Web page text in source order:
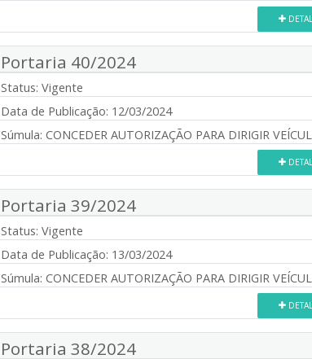
Portaria 40/2024
Status: Vigente
Data de Publicação: 12/03/2024
Súmula: CONCEDER AUTORIZAÇÃO PARA DIRIGIR
Portaria 39/2024
Status: Vigente
Data de Publicação: 13/03/2024
Súmula: CONCEDER AUTORIZAÇÃO PARA DIRIGIR
Portaria 38/2024